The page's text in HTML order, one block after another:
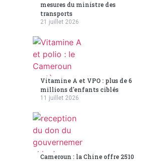
mesures du ministre des
transports
21 juillet 2026
Vitamine A et VPO : plus de 6
millions d'enfants ciblés
11 juillet 2026
Cameroun : la Chine offre 2510